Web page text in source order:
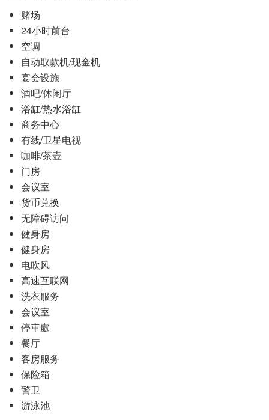
赌场
24小时前台
空调
自动取款机/现金机
宴会设施
酒吧/休闲厅
浴缸/热水浴缸
商务中心
有线/卫星电视
咖啡/茶壶
门房
会议室
货币兑换
无障碍访问
健身房
健身房
电吹风
高速互联网
洗衣服务
会议室
停車處
餐厅
客房服务
保险箱
警卫
游泳池